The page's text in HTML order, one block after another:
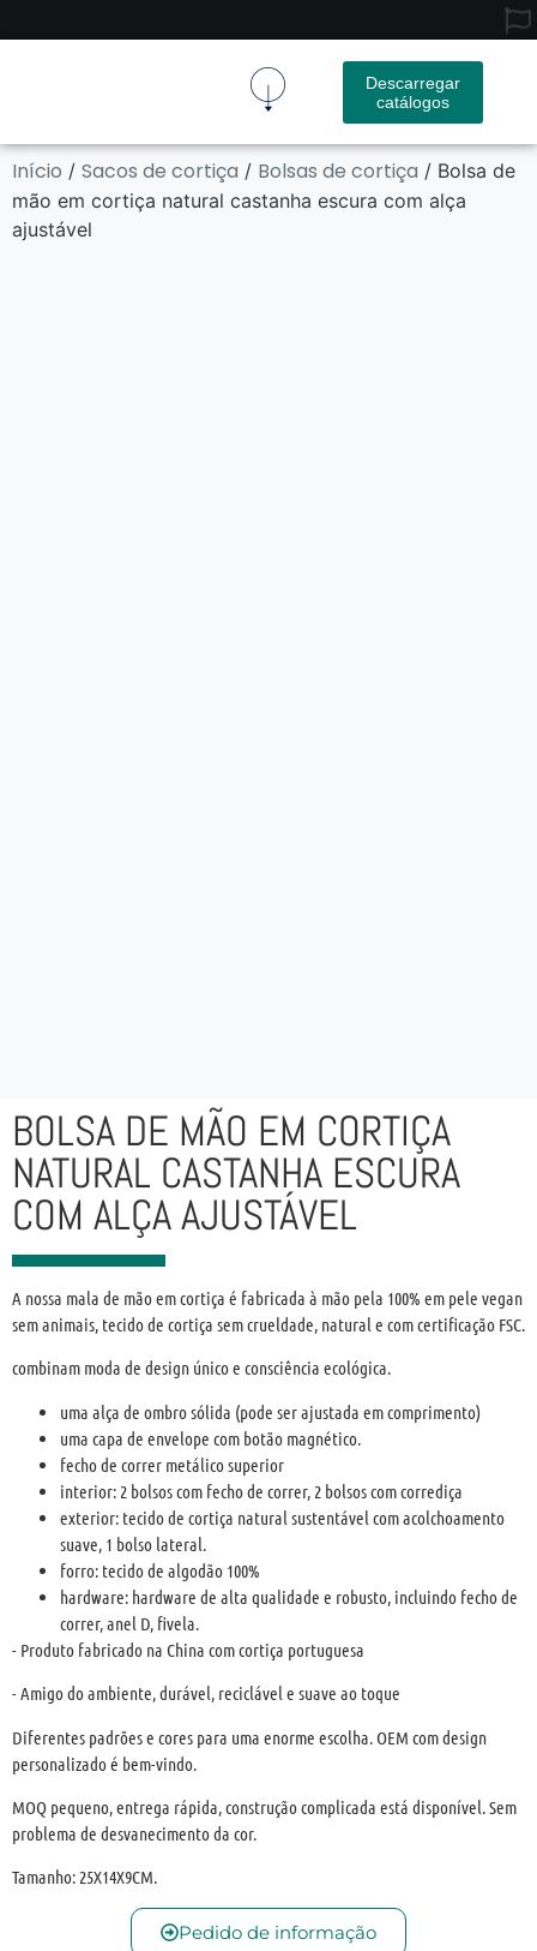
Descarregar
catálogos
Início / Sacos de cortiça / Bolsas de cortiça / Bolsa de
mão em cortiça natural castanha escura com alça
ajustável
BOLSA DE MÃO EM CORTIÇA
NATURAL CASTANHA ESCURA
COM ALÇA AJUSTÁVEL
A nossa mala de mão em cortiça é fabricada à mão pela 100% em pele vegan
sem animais, tecido de cortiça sem crueldade, natural e com certificação FSC.
combinam moda de design único e consciência ecológica.
uma alça de ombro sólida (pode ser ajustada em comprimento)
uma capa de envelope com botão magnético.
fecho de correr metálico superior
interior: 2 bolsos com fecho de correr, 2 bolsos com corrediça
exterior: tecido de cortiça natural sustentável com acolchoamento
suave, 1 bolso lateral.
forro: tecido de algodão 100%
hardware: hardware de alta qualidade e robusto, incluindo fecho de
correr, anel D, fivela.
- Produto fabricado na China com cortiça portuguesa
- Amigo do ambiente, durável, reciclável e suave ao toque
Diferentes padrões e cores para uma enorme escolha. OEM com design
personalizado é bem-vindo.
MOQ pequeno, entrega rápida, construção complicada está disponível. Sem
problema de desvanecimento da cor.
Tamanho: 25X14X9CM.
Pedido de informação